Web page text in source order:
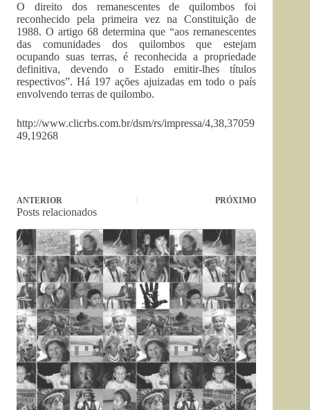
O direito dos remanescentes de quilombos foi
reconhecido pela primeira vez na Constituição de
1988. O artigo 68 determina que “aos remanescentes
das comunidades dos quilombos que estejam
ocupando suas terras, é reconhecida a propriedade
definitiva, devendo o Estado emitir-lhes títulos
respectivos”. Há 197 ações ajuizadas em todo o país
envolvendo terras de quilombo.
http://www.clicrbs.com.br/dsm/rs/impressa/4,38,37059
49,19268
ANTERIOR PRÓXIMO
Posts relacionados